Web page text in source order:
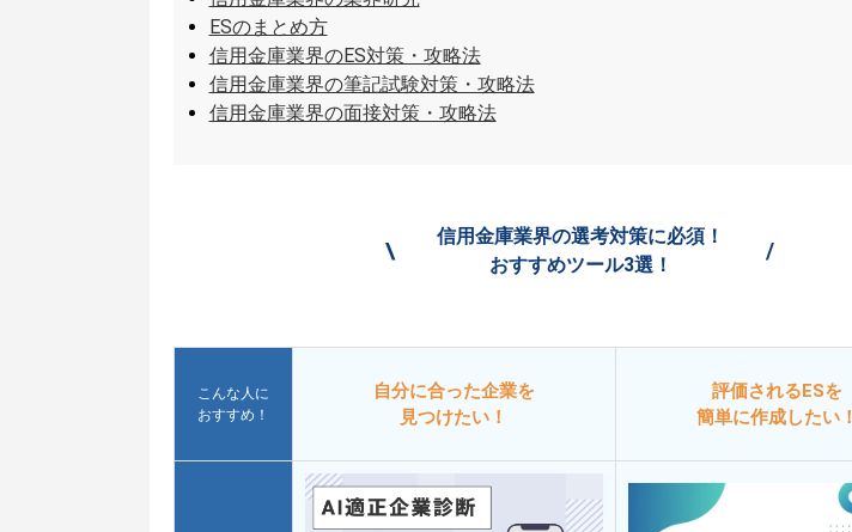
ESのまとめ方
信用金庫業界のES対策・攻略法
信用金庫業界の筆記試験対策・攻略法
信用金庫業界の面接対策・攻略法
\
信用金庫業界の選考対策に必須！
おすすめツール3選！
/
こんな人に
おすすめ！
自分に合った企業を
見つけたい！
評価されるESを
簡単に作成したい！